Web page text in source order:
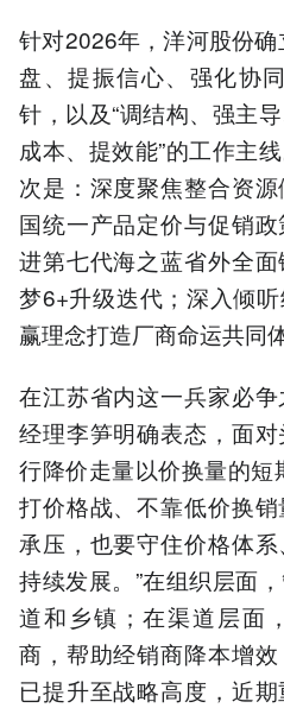
针对2026年，洋河股份
盘、提振信心、强化协
针，以及“调结构、强主
成本、提效能”的工作主
次是：深度聚焦整合资
国统一产品定价与促销
进第七代海之蓝省外全面
梦6+升级迭代；深入倾
赢理念打造厂商命运共同体
在江苏省内这一兵家必
经理李笋明确表态，面
行降价走量以价换量的短
打价格战、不靠低价换
承压，也要守住价格体
持续发展。”在组织层面
道和乡镇；在渠道层面
商，帮助经销商降本增效
已提升至战略高度，近